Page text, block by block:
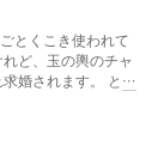
とくこき使われて
ど、玉の輿のチャ
婚されます。 と …